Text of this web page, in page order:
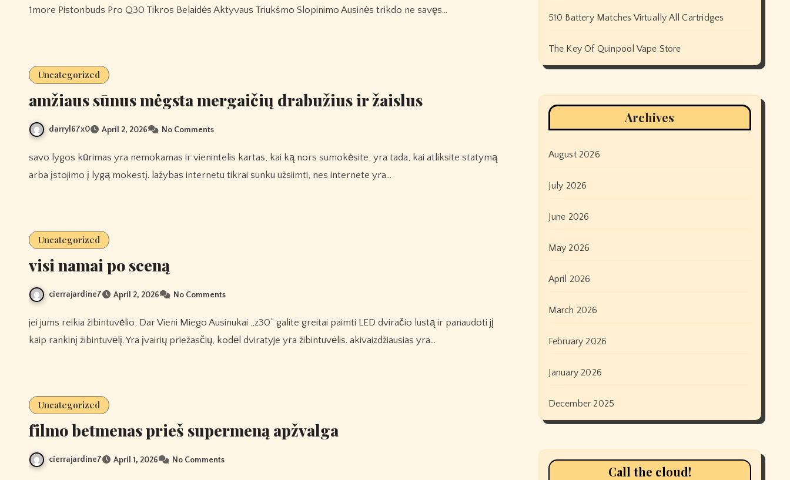
1more Pistonbuds Pro Q30 Tikros Belaidės Aktyvaus Triukšmo Slopinimo Ausinės trikdo ne savęs…
Uncategorized
amžiaus sūnus mėgsta mergaičių drabužius ir žaislus
darryl67x0 April 2, 2026 No Comments
savo lygos kūrimas yra nemokamas ir vienintelis kartas, kai ką nors sumokėsite, yra tada, kai atliksite statymą
arba įstojimo į lygą mokestį. lažybas internetu tikrai sunku užsiimti, nes internete yra…
Uncategorized
visi namai po sceną
cierrajardine7 April 2, 2026 No Comments
jei jums reikia žibintuvėlio, Dar Vieni Miego Ausinukai „z30“ galite greitai paimti LED dviračio lustą ir panaudoti jį
kaip rankinį žibintuvėlį. Yra įvairių priežasčių, kodėl dviratyje yra žibintuvėlis. akivaizdžiausias yra…
Uncategorized
filmo betmenas prieš supermeną apžvalga
cierrajardine7 April 1, 2026 No Comments
510 Battery Matches Virtually All Cartridges
The Key Of Quinpool Vape Store
Archives
August 2026
July 2026
June 2026
May 2026
April 2026
March 2026
February 2026
January 2026
December 2025
Call the cloud!